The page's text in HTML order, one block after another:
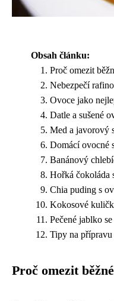
Obsah článku:
Proč omezit
Nebezpečí
Ovoce jako
Datle a sušené
Med a javorový
Domácí ovocné
Banánový
Hořká čokoláda
Chia puding s
Kokosové
Pečené jablko
Tipy na přípravu
Proč omezit